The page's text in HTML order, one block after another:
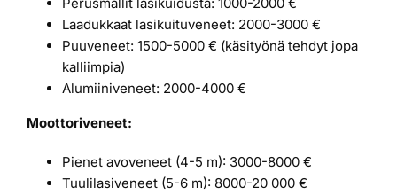
Laadukkaat lasikuituveneet: 2000-3000 €
Puuveneet: 1500-5000 € (käsityönä tehdyt jopa
kalliimpia)
Alumiiniveneet: 2000-4000 €
Moottoriveneet:
Pienet avoveneet (4-5 m): 3000-8000 €
Tuulilasiveneet (5-6 m): 8000-20 000 €